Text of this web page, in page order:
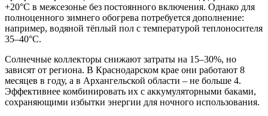
+20°С в межсезонье без постоянного включения. Однако для
полноценного зимнего обогрева потребуется дополнение:
например, водяной тёплый пол с температурой теплоносителя
35–40°С.
Солнечные коллекторы снижают затраты на 15–30%, но
зависят от региона. В Краснодарском крае они работают 8
месяцев в году, а в Архангельской области – не больше 4.
Эффективнее комбинировать их с аккумуляторными баками,
сохраняющими избытки энергии для ночного использования.